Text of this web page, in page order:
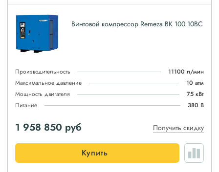
Винтовой компрессор Remeza ВК 100 10ВС
Производительность
11100 л/мин
Максимальное давление
10 атм
Мощность двигателя
75 кВт
Питание
380 В
1 958 850 руб Получить скидку
Купить